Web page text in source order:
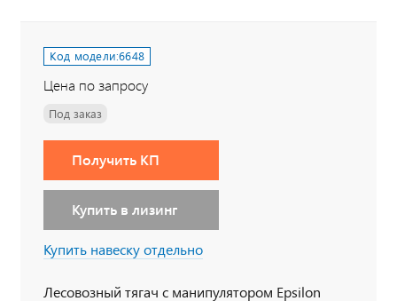
Код модели:6648
Цена по запросу
Под заказ
Получить КП
Купить в лизинг
Купить навеску отдельно
Лесовозный тягач с манипулятором Epsilon